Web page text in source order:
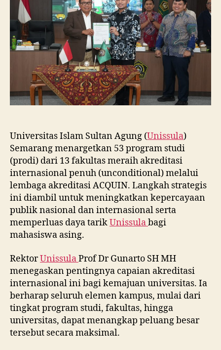
Prodi
Raih
Akreditasi
Internasional
ACQUIN
Lewat
Jalur
Track
Universitas Islam Sultan Agung (Unissula)
Semarang menargetkan 53 program studi
(prodi) dari 13 fakultas meraih akreditasi
internasional penuh (unconditional) melalui
lembaga akreditasi ACQUIN. Langkah strategis
ini diambil untuk meningkatkan kepercayaan
publik nasional dan internasional serta
memperluas daya tarikUnissulabagi
mahasiswa asing.
RektorUnissulaProf Dr Gunarto SH MH
menegaskan pentingnya capaian akreditasi
internasional ini bagi kemajuan universitas. Ia
berharap seluruh elemen kampus, mulai dari
tingkat program studi, fakultas, hingga
universitas, dapat menangkap peluang besar
tersebut secara maksimal.